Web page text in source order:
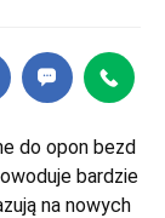
do opon bezd
bardzie
na nowych